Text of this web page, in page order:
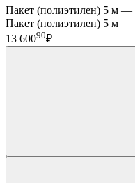
Пакет (полиэтилен) 5 м —
Пакет (полиэтилен) 5 м
13 60090₽